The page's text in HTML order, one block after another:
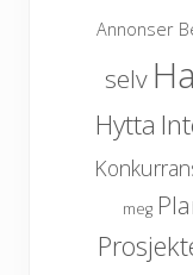
Annonser
selv
Hytta
meg